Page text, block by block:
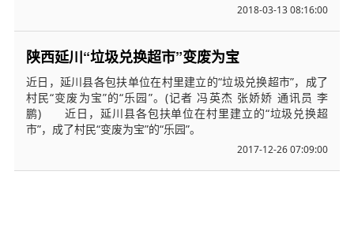
2018-03-13 08:16:00
陕西延川“垃圾兑换超市”变废为宝
近日，延川县各包扶单位在村里建立的“垃圾兑换超市”，成了
村民“变废为宝”的“乐园”。(记者 冯英杰 张娇娇 通讯员 李
鹏) 近日，延川县各包扶单位在村里建立的“垃圾兑换超
市”，成了村民“变废为宝”的“乐园”。
2017-12-26 07:09:00